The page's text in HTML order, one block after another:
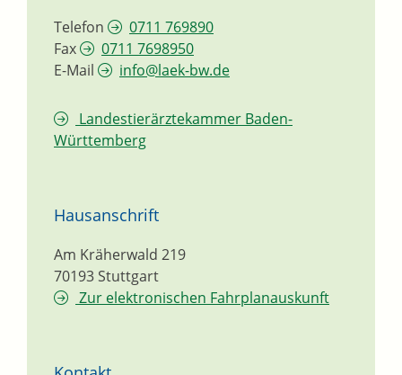
Telefon
0711 769890
Fax
0711 7698950
E-Mail
info@laek-bw.de
Landestierärztekammer Baden-
Württemberg
Hausanschrift
Am Kräherwald 219
70193Stuttgart
Zur elektronischen Fahrplanauskunft